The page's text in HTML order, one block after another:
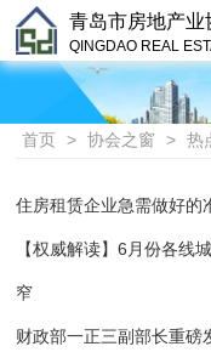
青岛市房地产业
QINGDAO REAL
首页 > 协会之窗 > 热
住房租赁企业急需做好
【权威解读】6月份各线
窄
财政部一正三副部长重磅